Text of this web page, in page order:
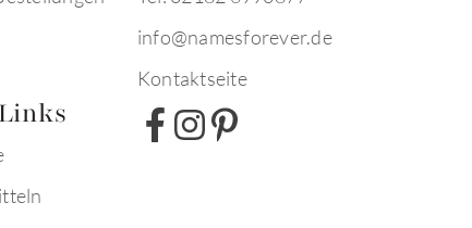
info@namesforever.de
Kontaktseite